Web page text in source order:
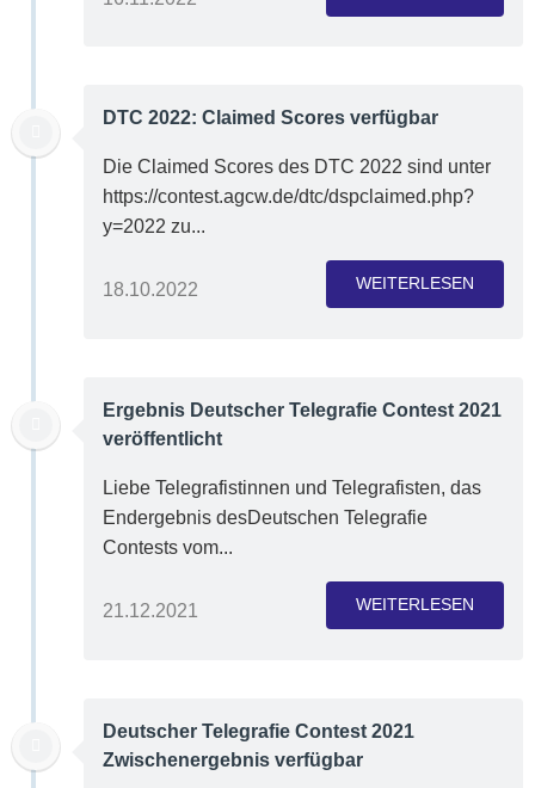
DTC 2022: Claimed Scores verfügbar
Die Claimed Scores des DTC 2022 sind unter
https://contest.agcw.de/dtc/dspclaimed.php?
y=2022 zu...
WEITERLESEN
18.10.2022
Ergebnis Deutscher Telegrafie Contest 2021
veröffentlicht
Liebe Telegrafistinnen und Telegrafisten, das
Endergebnis desDeutschen Telegrafie
Contests vom...
WEITERLESEN
21.12.2021
Deutscher Telegrafie Contest 2021
Zwischenergebnis verfügbar